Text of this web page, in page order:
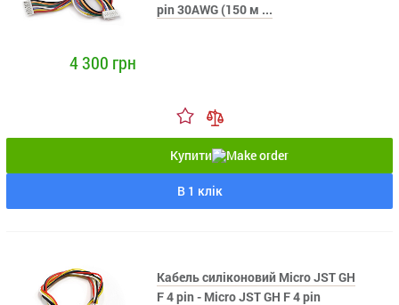
pin 30AWG (150 м ...
4 300 грн
Купити
В 1 клік
Кабель силіконовий Micro JST GH
F 4 pin - Micro JST GH F 4 pin